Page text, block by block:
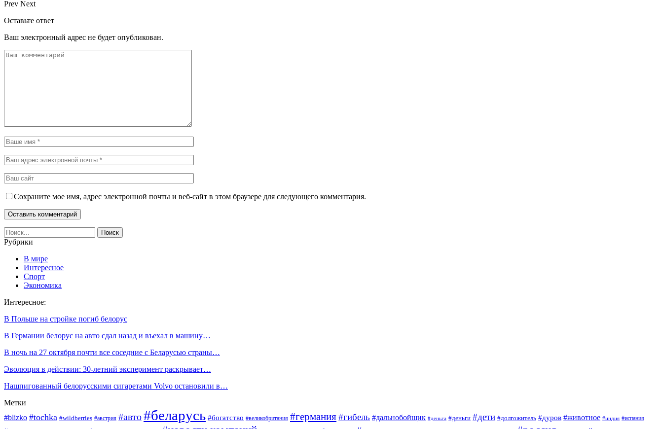
Prev Next
Оставьте ответ
Ваш электронный адрес не будет опубликован.
Сохраните мое имя, адрес электронной почты и веб-сайт в этом браузере для следующего комментария.
Рубрики
В мире
Интересное
Спорт
Экономика
Интересное:
В Польше на стройке погиб белорус
В Германии белорус на авто сдал назад и въехал в машину…
В ночь на 27 октября почти все соседние с Беларусью страны…
Эволюция в действии: 30-летний эксперимент раскрывает…
Нашпигованный белорусскими сигаретами Volvo остановили в…
Метки
#blizko #tochka #wildberries #австрия #авто#беларусь #богатство #великобритания #германия#гибель #дальнобойщик #деньга #деньги #дети #долгожитель #дуров #животное #индия #испания